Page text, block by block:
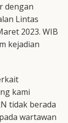
dengan
Lintas
2023. WIB
kejadian
kami
tidak berada
wartawan